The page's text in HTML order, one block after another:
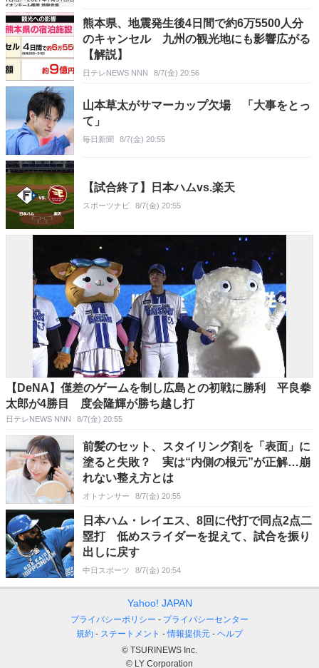
熊本県、地震発生後4日間で約6万5500人分
のキャンセル 九州の観光地にも影響広がる
【解説】
日テレNEWS NNN 8/7(金) 20:56
山本草太がサマーカップ欠場 「大事をとっ
て」
毎日新聞 8/7(金) 20:55
【試合終了】日本ハムvs.楽天
スポーツナビ 8/7(金) 20:55
【DeNA】僅差のゲームを制し広島との初戦に勝利 平良拳
太郎が4勝目 度会隆輝が勝ち越し打
日テレNEWS NNN 8/7(金) 20:55
前髪のセット、スタイリング剤を「表面」に
塗ると失敗？ 実は“内側の根元”が正解…崩
れない整え方とは
オトナンサー 8/7(金) 20:55
日本ハム・レイエス、8回に代打で同点2点二
塁打 低めスライダーを捉えて、試合を振り
出しに戻す
中日スポーツ 8/7(金) 20:54
Yahoo! JAPAN
プライバシーポリシー
プライバシーセンター
規約
ステートメント 情報提供元
ヘルプ
© TSURINEWS Inc.
© LY Corporation